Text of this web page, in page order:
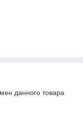
данного товара